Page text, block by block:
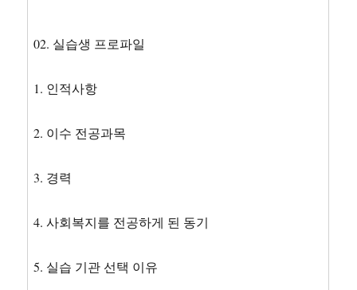
02. 실습생 프로파일
1. 인적사항
2. 이수 전공과목
3. 경력
4. 사회복지를 전공하게 된 동기
5. 실습 기관 선택 이유